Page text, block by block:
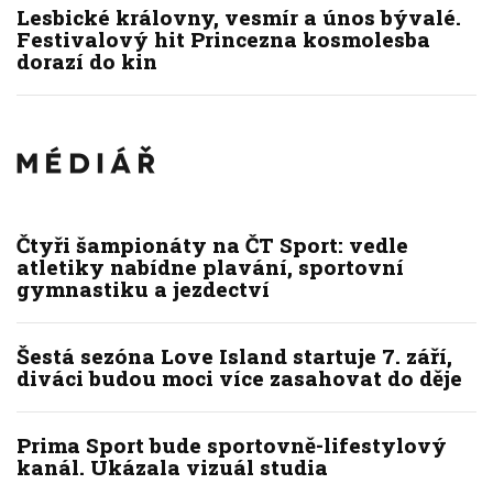
Lesbické královny, vesmír a únos bývalé.
Festivalový hit Princezna kosmolesba
dorazí do kin
Čtyři šampionáty na ČT Sport: vedle
atletiky nabídne plavání, sportovní
gymnastiku a jezdectví
Šestá sezóna Love Island startuje 7. září,
diváci budou moci více zasahovat do děje
Prima Sport bude sportovně-lifestylový
kanál. Ukázala vizuál studia